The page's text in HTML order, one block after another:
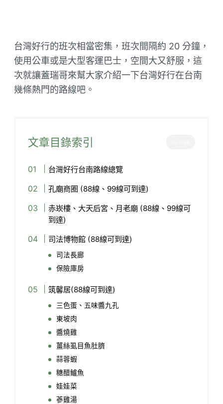
台灣好行的班次相當密集，班次間隔約 20 分鐘，
使用公車或是大型客運巴士，空間大又舒服，這
次就讓蓋瑞哥來幫大家介紹一下台灣好行在台南
幾條熱門的路線吧。
文章目錄索引
台灣好行台南路線總覽
孔廟商圈 (88線、99線可到達)
赤崁樓、大天后宮、月老廟 (88線、99線可
到達)
司法博物館 (88線可到達)
司法長廊
保險庫房
筑馨居(88線可到達)
三色蛋、五味醬九孔
東坡肉
醬燒雞
薑絲虱目魚肚臍
蒜蓉蝦
糖醋鱸魚
娃娃菜
蔘雞湯